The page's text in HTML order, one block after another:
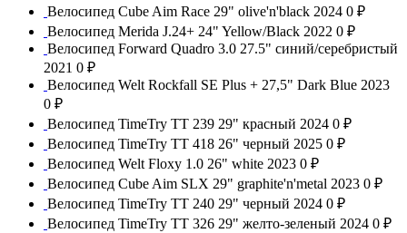
Велосипед Cube Aim Race 29" olive'n'black 2024 0 ₽
Велосипед Merida J.24+ 24" Yellow/Black 2022 0 ₽
Велосипед Forward Quadro 3.0 27.5" синий/серебристый
2021 0 ₽
Велосипед Welt Rockfall SE Plus + 27,5" Dark Blue 2023
0 ₽
Велосипед TimeTry TT 239 29" красный 2024 0 ₽
Велосипед TimeTry TT 418 26" черный 2025 0 ₽
Велосипед Welt Floxy 1.0 26" white 2023 0 ₽
Велосипед Cube Aim SLX 29" graphite'n'metal 2023 0 ₽
Велосипед TimeTry TT 240 29" черный 2024 0 ₽
Велосипед TimeTry TT 326 29" желто-зеленый 2024 0 ₽